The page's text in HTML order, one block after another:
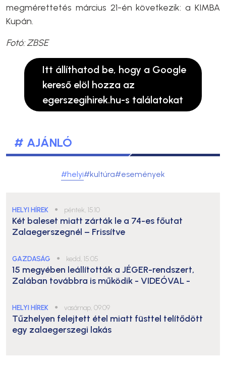
megmérettetés március 21-én következik: a KIMBA
Kupán.
Fotó: ZBSE
Itt állíthatod be, hogy a Google
kereső elöl hozza az
egerszegihirek.hu-s találatokat
# AJÁNLÓ
#helyi#kultúra#események
HELYI HÍREK ● péntek, 15:10
Két baleset miatt zárták le a 74-es főutat
Zalaegerszegnél – Frissítve
GAZDASÁG ● kedd, 15:05
15 megyében leállították a JÉGER-rendszert,
Zalában továbbra is működik - VIDEÓVAL -
HELYI HÍREK ● vasárnap, 09:09
Tűzhelyen felejtett étel miatt füsttel telítődött
egy zalaegerszegi lakás